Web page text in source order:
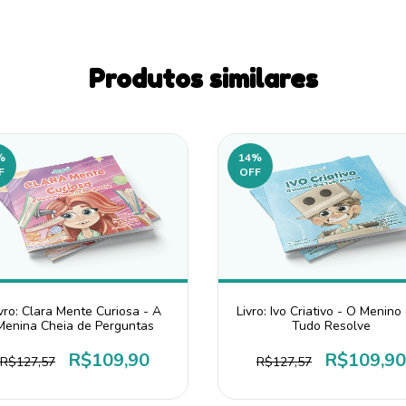
Produtos similares
Clara Mente Curiosa - A
Cheia de Perguntas
R$127,57 R$109,90
14%
OFF
Livro: Ivo Criativo - O Menino
Tudo Resolve
R$127,57 R$109,90